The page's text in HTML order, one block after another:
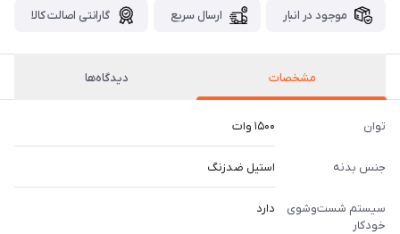
موجود در انبار ارسال سریع گارانتی اصالت کالا
مشخصات دیدگاه‌ها
توان ۱۵۰۰ وات
جنس بدنه استیل ضدزنگ
سیستم شست‌وشوی
خودکار
دارد